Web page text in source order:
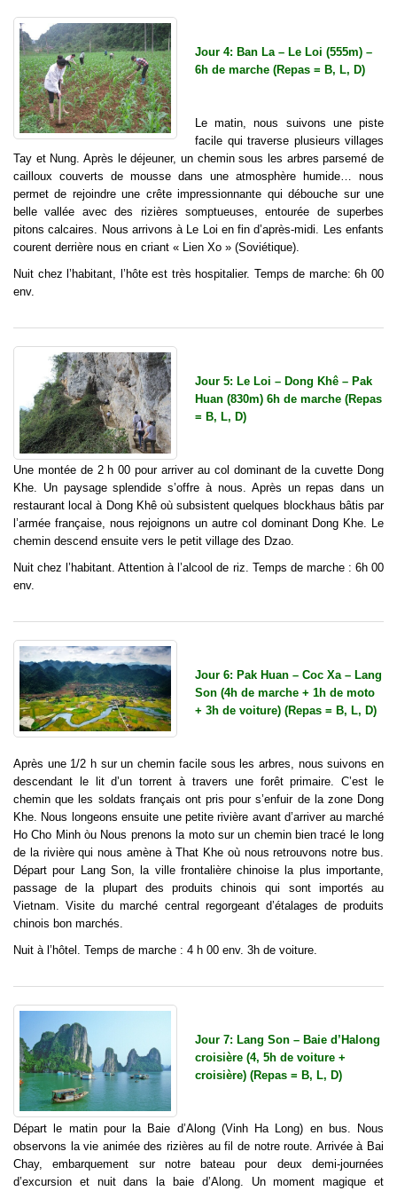
Jour 4: Ban La – Le Loi (555m) –
6h de marche (Repas = B, L, D)
Le matin, nous suivons une piste
facile qui traverse plusieurs villages
Tay et Nung. Après le déjeuner, un chemin sous les arbres parsemé de
cailloux couverts de mousse dans une atmosphère humide… nous
permet de rejoindre une crête impressionnante qui débouche sur une
belle vallée avec des rizières somptueuses, entourée de superbes
pitons calcaires. Nous arrivons à Le Loi en fin d’après-midi. Les enfants
courent derrière nous en criant « Lien Xo » (Soviétique).
Nuit chez l’habitant, l’hôte est très hospitalier. Temps de marche: 6h 00
env.
Jour 5: Le Loi – Dong Khê – Pak
Huan (830m) 6h de marche (Repas
= B, L, D)
Une montée de 2 h 00 pour arriver au col dominant de la cuvette Dong
Khe. Un paysage splendide s’offre à nous. Après un repas dans un
restaurant local à Dong Khê où subsistent quelques blockhaus bâtis par
l’armée française, nous rejoignons un autre col dominant Dong Khe. Le
chemin descend ensuite vers le petit village des Dzao.
Nuit chez l’habitant. Attention à l’alcool de riz. Temps de marche : 6h 00
env.
Jour 6: Pak Huan – Coc Xa – Lang
Son (4h de marche + 1h de moto
+ 3h de voiture) (Repas = B, L, D)
Après une 1/2 h sur un chemin facile sous les arbres, nous suivons en
descendant le lit d’un torrent à travers une forêt primaire. C’est le
chemin que les soldats français ont pris pour s’enfuir de la zone Dong
Khe. Nous longeons ensuite une petite rivière avant d’arriver au marché
Ho Cho Minh òu Nous prenons la moto sur un chemin bien tracé le long
de la rivière qui nous amène à That Khe où nous retrouvons notre bus.
Départ pour Lang Son, la ville frontalière chinoise la plus importante,
passage de la plupart des produits chinois qui sont importés au
Vietnam. Visite du marché central regorgeant d’étalages de produits
chinois bon marchés.
Nuit à l’hôtel. Temps de marche : 4 h 00 env. 3h de voiture.
Jour 7: Lang Son – Baie d’Halong
croisière (4, 5h de voiture +
croisière) (Repas = B, L, D)
Départ le matin pour la Baie d’Along (Vinh Ha Long) en bus. Nous
observons la vie animée des rizières au fil de notre route. Arrivée à Bai
Chay, embarquement sur notre bateau pour deux demi-journées
d’excursion et nuit dans la baie d’Along. Un moment magique et